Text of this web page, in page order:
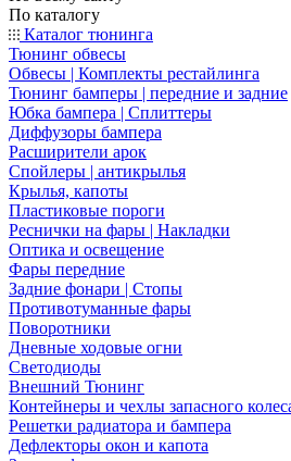
По каталогу
Каталог тюнинга
Тюнинг обвесы
Обвесы | Комплекты рестайлинга
Тюнинг бамперы | передние и задние
Юбка бампера | Сплиттеры
Диффузоры бампера
Расширители арок
Спойлеры | антикрылья
Крылья, капоты
Пластиковые пороги
Реснички на фары | Накладки
Оптика и освещение
Фары передние
Задние фонари | Стопы
Противотуманные фары
Поворотники
Дневные ходовые огни
Светодиоды
Внешний Тюнинг
Контейнеры и чехлы запасного
Решетки радиатора и бампера
Дефлекторы окон и капота